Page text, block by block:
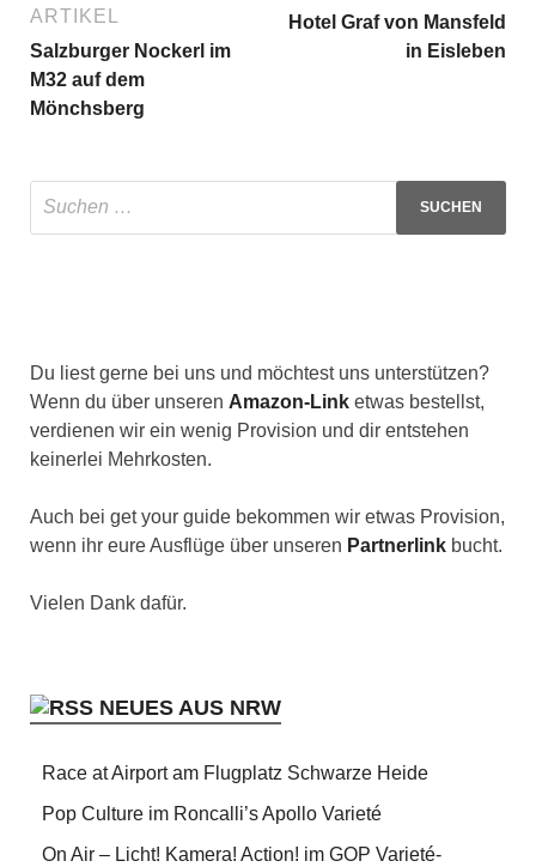
ARTIKEL
Salzburger Nockerl im
M32 auf dem
Mönchsberg
Hotel Graf von Mansfeld
in Eisleben
Du liest gerne bei uns und möchtest uns unterstützen?
Wenn du über unseren Amazon-Link etwas bestellst,
verdienen wir ein wenig Provision und dir entstehen
keinerlei Mehrkosten.
Auch bei get your guide bekommen wir etwas Provision,
wenn ihr eure Ausflüge über unseren Partnerlink bucht.
Vielen Dank dafür.
NEUES AUS NRW
Race at Airport am Flugplatz Schwarze Heide
Pop Culture im Roncalli’s Apollo Varieté
On Air – Licht! Kamera! Action! im GOP Varieté-